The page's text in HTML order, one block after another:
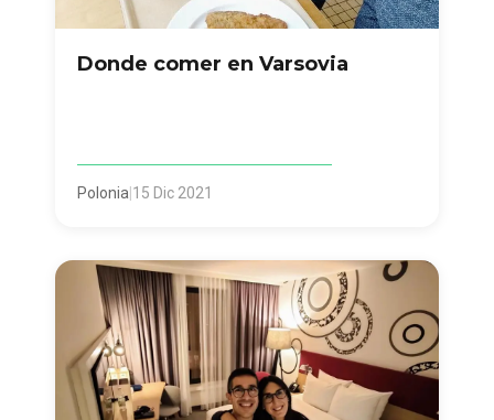
Donde comer en Varsovia
Polonia 15 Dic 2021